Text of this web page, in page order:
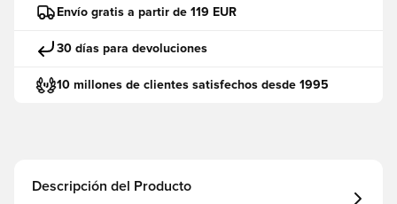
Envío gratis a partir de 119 EUR
30 días para devoluciones
10 millones de clientes satisfechos desde 1995
Descripción del Producto